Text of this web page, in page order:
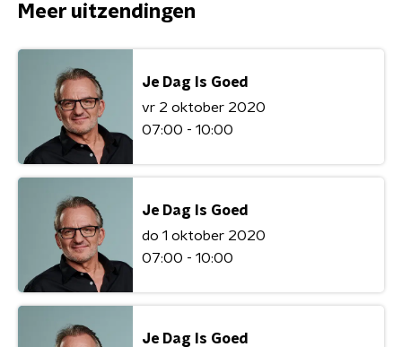
Meer uitzendingen
Je Dag Is Goed
vr 2 oktober 2020
07:00 - 10:00
Je Dag Is Goed
do 1 oktober 2020
07:00 - 10:00
Je Dag Is Goed